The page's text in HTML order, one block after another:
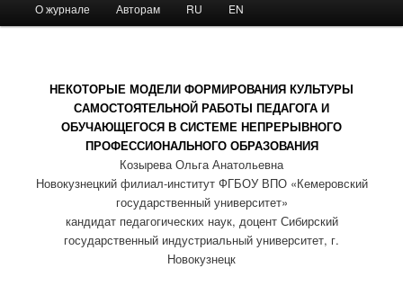
Skip to primary content
Skip to secondary content
О журнале Авторам RU EN
НЕКОТОРЫЕ МОДЕЛИ ФОРМИРОВАНИЯ КУЛЬТУРЫ
САМОСТОЯТЕЛЬНОЙ РАБОТЫ ПЕДАГОГА И
ОБУЧАЮЩЕГОСЯ В СИСТЕМЕ НЕПРЕРЫВНОГО
ПРОФЕССИОНАЛЬНОГО ОБРАЗОВАНИЯ
Козырева Ольга Анатольевна
Новокузнецкий филиал-институт ФГБОУ ВПО «Кемеровский
государственный университет»
кандидат педагогических наук, доцент Сибирский
государственный индустриальный университет, г.
Новокузнецк